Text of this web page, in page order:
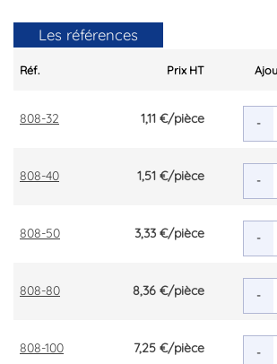
Les références
Réf. Prix HT
808-32 1,11 €/pièce -
808-40 1,51 €/pièce -
808-50 3,33 €/pièce -
808-80 8,36 €/pièce -
808-100 7,25 €/pièce -